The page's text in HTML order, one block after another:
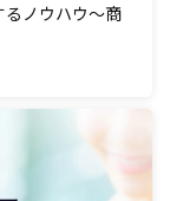
るノウハウ～商